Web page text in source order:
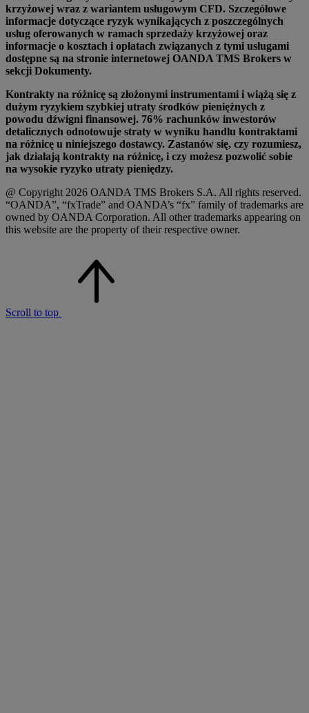
krzyżowej wraz z wariantem usługowym CFD. Szczegółowe
informacje dotyczące ryzyk wynikających z poszczególnych
usług oferowanych w ramach sprzedaży krzyżowej oraz
informacje o kosztach i opłatach związanych z tymi usługami
dostępne są na stronie internetowej OANDA TMS Brokers w
sekcji Dokumenty.
Kontrakty na różnicę są złożonymi instrumentami i wiążą się z
dużym ryzykiem szybkiej utraty środków pieniężnych z
powodu dźwigni finansowej. 76% rachunków inwestorów
detalicznych odnotowuje straty w wyniku handlu kontraktami
na różnicę u niniejszego dostawcy. Zastanów się, czy rozumiesz,
jak działają kontrakty na różnicę, i czy możesz pozwolić sobie
na wysokie ryzyko utraty pieniędzy.
@ Copyright 2026 OANDA TMS Brokers S.A. All rights reserved.
“OANDA”, “fxTrade” and OANDA’s “fx” family of trademarks are
owned by OANDA Corporation. All other trademarks appearing on
this website are the property of their respective owner.
Scroll to top